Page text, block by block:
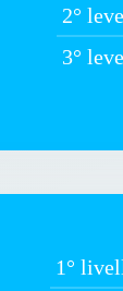
2°
3°
1°